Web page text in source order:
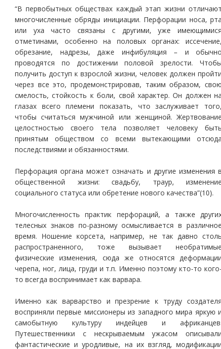
“В первобытных обществах каждый этап жизни
многочисленные обряды инициации. Перфорации носа,
или уха часто связаны с другими, уже
отметинами, особенно на половых органах:
обрезание, надрезы, даже инфибуляция – и
проводятся по достижении половой зрелости.
получить доступ к взрослой жизни, человек должен
через все это, продемонстрировав, таким образом,
смелость, стойкость к боли, свой характер. Он должен
глазах всего племени показать, что заслуживает
чтобы считаться мужчиной или женщиной.
целостностью своего тела позволяет человеку
принятым обществом со всеми вытекающими
последствиями и обязанностями.
Перфорация органа может означать и другие изменения
общественной жизни: свадьбу, траур,
социального статуса или обретение нового качества”(10).
Многочисленность практик перфораций, а также
телесных знаков по-разному осмысливается в
время. Ношение корсета, например, не так давно
распространенного, тоже вызывает
физические изменения, сюда же относятся
черепа, ног, лица, груди и т.п. Именно поэтому кто-то
то всегда воспринимает как варвара.
Именно как варварство и презрение к труду
восприняли первые миссионеры из западного мира яркую
самобытную культуру индейцев и
Путешественники с нескрываемым ужасом
фантастические и уродливые, на их взгляд,